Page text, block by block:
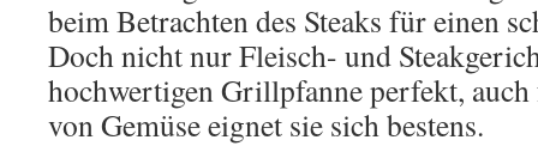
beim Betrachten des Steaks für einen
Doch nicht nur Fleisch- und
hochwertigen Grillpfanne perfekt,
von Gemüse eignet sie sich bestens.